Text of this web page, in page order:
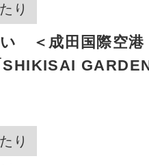
り
＜成田国際空港
SHIKISAI
」＞
り